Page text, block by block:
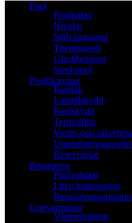
Pool
Poolpaket
Niveko
Stålväggspool
Thermopool
Glasfiberpool
Steel pool
Pooltäckning
Pooltak
Lamellskydd
Poolskydd
Termofiltar
Vinter-och
Reservdelar
Rengöring
Poolrobotar
Liten bottensugar
Uppvärmning
Värmepumpar